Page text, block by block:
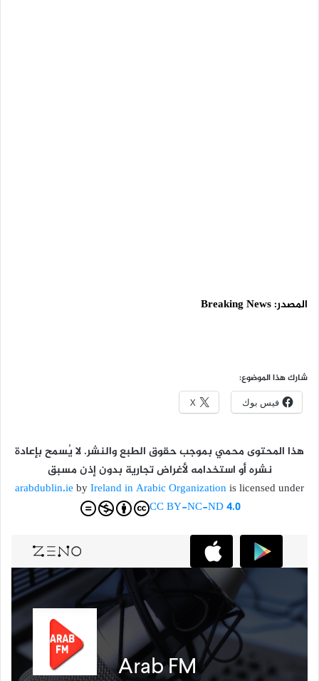
المصدر:Breaking News
شارك هذا الموضوع:
فيس بوك X
هذا المحتوى محمي بموجب حقوق الطبع والنشر. لا يُسمح بإعادة
نشره أو استخدامه لأغراض تجارية بدون إذن مسبق
arabdublin.ie byIreland in Arabic Organizationis licensed under
CC BY-NC-ND 4.0